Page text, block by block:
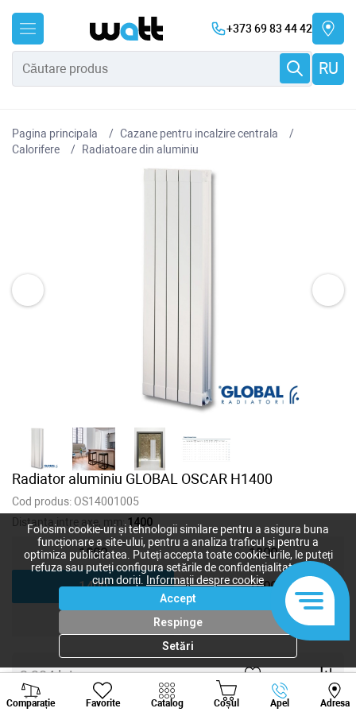
+373 69 83 44 42
RU
Pagina principala
Cazane pentru incalzire centrala
Сalorifere
Radiatoare din aluminiu
Radiator aluminiu GLOBAL OSCAR H1400
Cod produs:OS14001005
Distanta intre axe, mm: 1400
1000 1200
1400 1600
2000
2 384lei
2 086 lei +
Comparație Favorite Catalog Coșul Apel Adresa
Viber Whatsapp
Folosim cookie-uri și tehnologii similare pentru a asigura buna
funcționare a site-ului, pentru a analiza traficul și pentru a
optimiza publicitatea. Puteți accepta toate cookie-urile, le puteți
refuza sau puteți configura setările de confidențialitate după
cum doriți.
Informații despre cookie
Accept
Respinge
Setări